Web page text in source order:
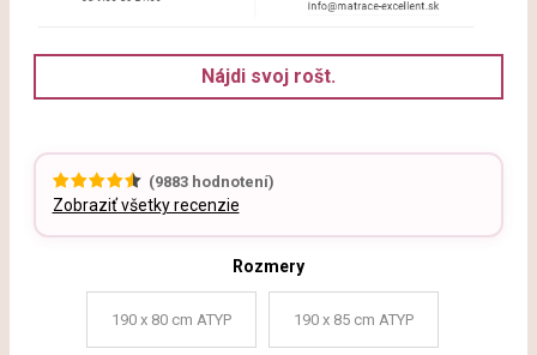
Nájdi svoj rošt.
(9883hodnotení)
Zobraziť všetky recenzie
Rozmery
190 x 80 cm ATYP 190 x 85 cm ATYP